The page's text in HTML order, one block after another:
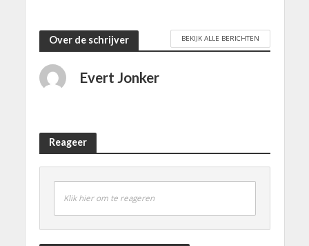
Over de schrijver BEKIJK ALLE BERICHTEN
Evert Jonker
Reageer
Klik hier om te reageren